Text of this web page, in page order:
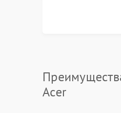
Acer